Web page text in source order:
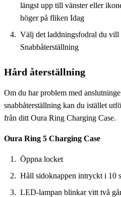
längst upp till vänster eller
höger på fliken Idag
Välj det laddningsfodral du vill
Snabbåterställning
Hård återställning
Om du har problem med
snabbåterställning kan du istället
från ditt Oura Ring Charging Case.
Oura Ring 5 Charging Case
Öppna locket
Håll sidoknappen intryckt i 10
LED-lampan blinkar vitt två